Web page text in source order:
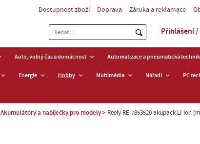
Dostupnost zboží Doprava Záruka a reklamace
Přihlášení
Auto, volný čas a domácnost Automatizace a pneumatická
Energie Hobby Multimédia Nářadí PC
Akumulátory a nabíječky pro modely Reely RE-7853529 akupack Li-Ion